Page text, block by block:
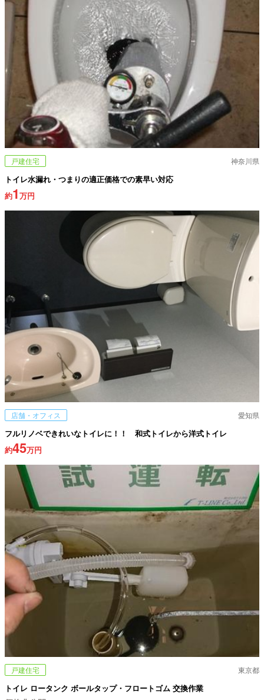
戸建住宅 神奈川県
トイレ水漏れ・つまりの適正価格での素早い対応
約1万円
店舗・オフィス 愛知県
フルリノベできれいなトイレに！！ 和式トイレから洋式トイレ
約45万円
戸建住宅 東京都
トイレ ロータンク ボールタップ・フロートゴム 交換作業